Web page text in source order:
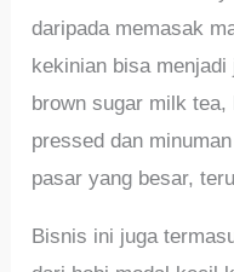
daripada memasak
kekinian bisa
brown sugar milk
pressed dan
pasar yang besar,
Bisnis ini juga